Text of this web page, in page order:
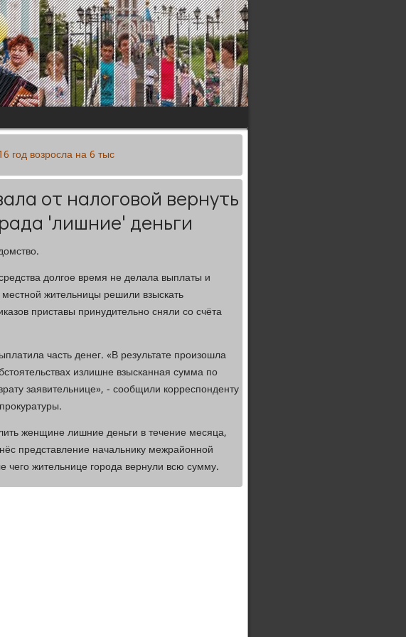
год возросла на 6 тыс
от налоговой вернуть
'лишние' деньги
долгое время не делала выплаты и
жительницы решили взыскать
приставы принудительно сняли со счёта
часть денег. «В результате произошла
излишне взысканная сумма по
заявительнице», - сообщили корреспонденту
женщине лишние деньги в течение месяца,
представление начальнику межрайонной
жительнице города вернули всю сумму.